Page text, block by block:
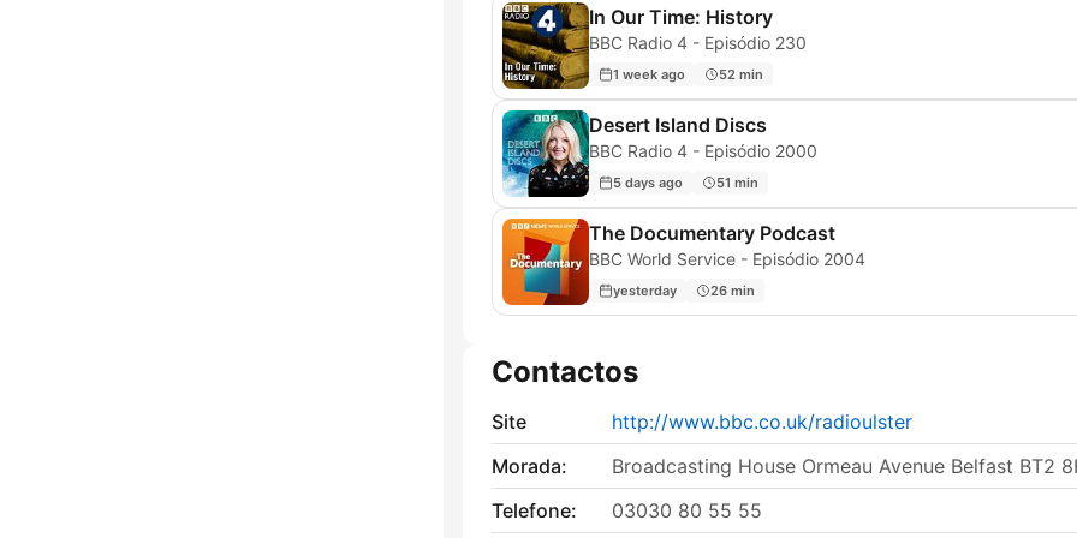
In Our Time: History
BBC Radio 4 - Episódio 230
1 week ago 52 min
Desert Island Discs
BBC Radio 4 - Episódio 2000
5 days ago 51 min
The Documentary Podcast
BBC World Service - Episódio 2004
yesterday 26 min
Contactos
Site
http://www.bbc.co.uk/radioulster
Morada:
Broadcasting House Ormeau Avenue Belfast BT2
Telefone:
03030 80 55 55